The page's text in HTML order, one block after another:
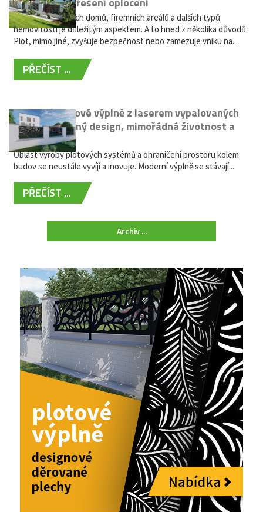
Oplocení rodinných domů, firemních areálů a dalších typů
nemovitostí je důležitým aspektem. A to hned z několika důvodů.
Plot, mimo jiné, zvyšuje bezpečnost nebo zamezuje vniku na...
PŘEČÍST ...
Moderní plotové výplně z laserem vypalovaných
kovů: výjimečný design, mimořádná životnost a
žádná údržba
Oblast výroby plotových systémů a ohraničení prostoru kolem
budov se neustále vyvíjí a inovuje. Moderní výplně se stávají...
PŘEČÍST ...
Archiv ...